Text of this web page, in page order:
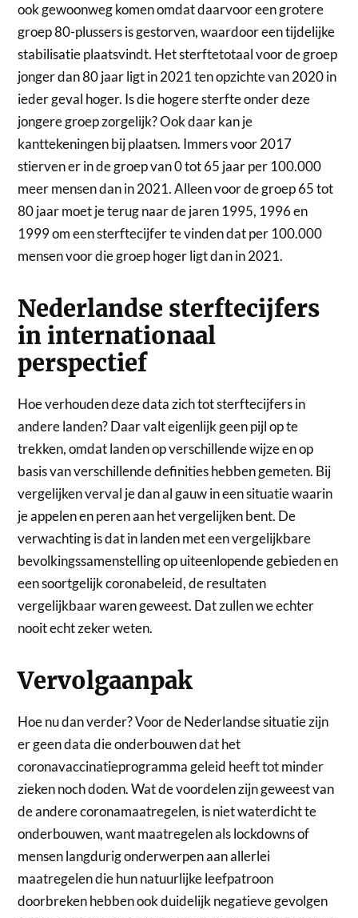
ook gewoonweg komen omdat daarvoor een grotere
groep 80-plussers is gestorven, waardoor een tijdelijke
stabilisatie plaatsvindt. Het sterftetotaal voor de groep
jonger dan 80 jaar ligt in 2021 ten opzichte van 2020 in
ieder geval hoger. Is die hogere sterfte onder deze
jongere groep zorgelijk? Ook daar kan je
kanttekeningen bij plaatsen. Immers voor 2017
stierven er in de groep van 0 tot 65 jaar per 100.000
meer mensen dan in 2021. Alleen voor de groep 65 tot
80 jaar moet je terug naar de jaren 1995, 1996 en
1999 om een sterftecijfer te vinden dat per 100.000
mensen voor die groep hoger ligt dan in 2021.
Nederlandse sterftecijfers
in internationaal
perspectief
Hoe verhouden deze data zich tot sterftecijfers in
andere landen? Daar valt eigenlijk geen pijl op te
trekken, omdat landen op verschillende wijze en op
basis van verschillende definities hebben gemeten. Bij
vergelijken verval je dan al gauw in een situatie waarin
je appelen en peren aan het vergelijken bent. De
verwachting is dat in landen met een vergelijkbare
bevolkingssamenstelling op uiteenlopende gebieden en
een soortgelijk coronabeleid, de resultaten
vergelijkbaar waren geweest. Dat zullen we echter
nooit echt zeker weten.
Vervolgaanpak
Hoe nu dan verder? Voor de Nederlandse situatie zijn
er geen data die onderbouwen dat het
coronavaccinatieprogramma geleid heeft tot minder
zieken noch doden. Wat de voordelen zijn geweest van
de andere coronamaatregelen, is niet waterdicht te
onderbouwen, want maatregelen als lockdowns of
mensen langdurig onderwerpen aan allerlei
maatregelen die hun natuurlijke leefpatroon
doorbreken hebben ook duidelijk negatieve gevolgen